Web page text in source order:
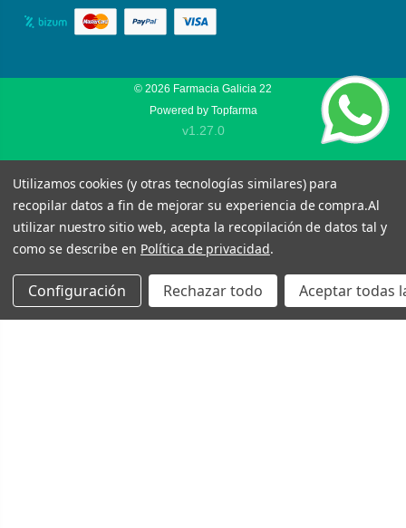
© 2026 Farmacia Galicia 22
Powered by Topfarma
v1.27.0
Utilizamos cookies (y otras tecnologías similares) para
recopilar datos a fin de mejorar su experiencia de compra.Al
utilizar nuestro sitio web, acepta la recopilación de datos tal y
como se describe en Política de privacidad.
Configuración Rechazar todo Aceptar todas